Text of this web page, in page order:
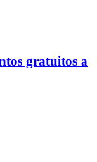
gratuitos a